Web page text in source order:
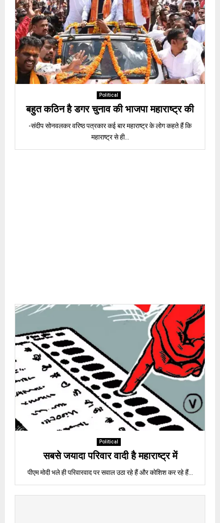
Political
बहुत कठिन है डगर चुनाव की भाजपा महाराष्ट्र की
-संदीप सोनवलकर वरिष्ठ पत्रकार कई बार महाराष्ट्र के लोग कहते हैं कि
महाराष्ट्र से ही...
Political
सबसे जयादा परिवार वादी है महाराष्ट्र में
पीएम मोदी भले ही परिवारवाद पर सवाल उठा रहे हैं और कोशिश कर रहे हैं...